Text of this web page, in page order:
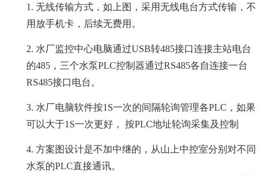
1. 无线传输方式，如上图，采用无线电台方式传输，不
用放手机卡，后续无费用。
2. 水厂监控中心电脑通过USB转485接口连接主站电台
的485，三个水泵PLC控制器通过RS485各自连接一台
RS485接口电台。
3. 水厂电脑软件按1S一次的间隔轮询管理各PLC，如果
可以大于1S一次更好， 按PLC地址轮询采集及控制
4. 方案图设计是不加中继的，从山上中控室分别对不同
水泵的PLC直接通讯。